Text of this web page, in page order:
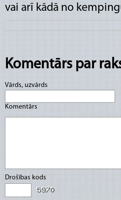
vai arī kādā no
Komentārs par
Vārds, uzvārds
Komentārs
Drošības kods